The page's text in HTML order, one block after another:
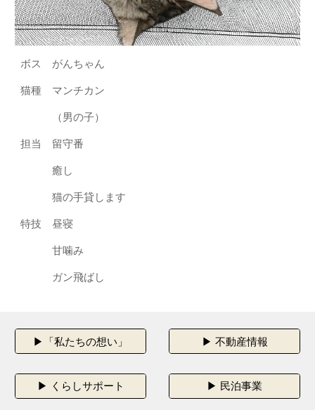
ボス がんちゃん
猫種 マンチカン
（男の子）
担当 留守番
癒し
猫の手貸します
特技 昼寝
甘噛み
ガン飛ばし
▶「私たちの想い」
▶ くらしサポート
▶ 不動産情報
▶ 民泊事業